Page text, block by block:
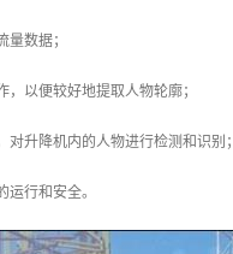
数据；
以便较好地提取人物轮廓；
升降机内的人物进行检测和识别；
行和安全。